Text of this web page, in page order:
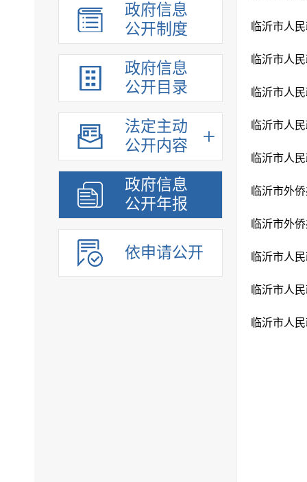
政府信息
公开制度
政府信息
公开目录
法定主动
公开内容
政府信息
公开年报
依申请公开
临沂市人
临沂市人
临沂市人
临沂市人
临沂市人
临沂市外
临沂市外
临沂市人
临沂市人
临沂市人